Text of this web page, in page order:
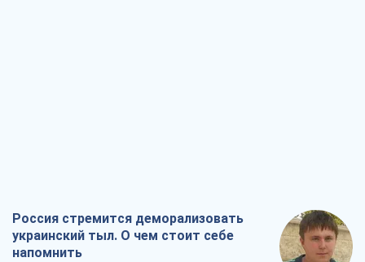
Россия стремится деморализовать
украинский тыл. О чем стоит себе
напомнить